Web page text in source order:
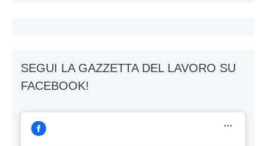
SEGUI LA GAZZETTA DEL LAVORO SU
FACEBOOK!